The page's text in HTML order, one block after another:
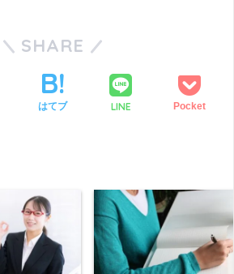
SHARE
はてブ LINE Pocket